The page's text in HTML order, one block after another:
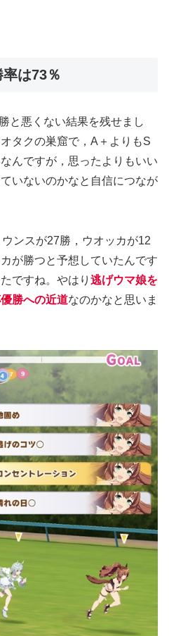
は73％
と悪くない結果を残せまし
タクの巣窟で，A＋よりもS
んですが，思ったよりもいい
いないのかなと自信につなが
ンスが27勝，ウオッカが12
が勝つと予想していたんです
ですね。やはり 逃げウマ娘を
勝への近道なのかなと思いま